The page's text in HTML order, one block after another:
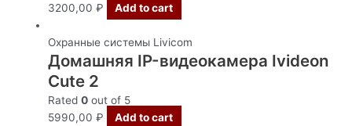
3200,00₽ Add to cart
Охранные системы Livicom
Домашняя IP-видеокамера Ivideon
Cute 2
Rated0 out of 5
5990,00₽ Add to cart